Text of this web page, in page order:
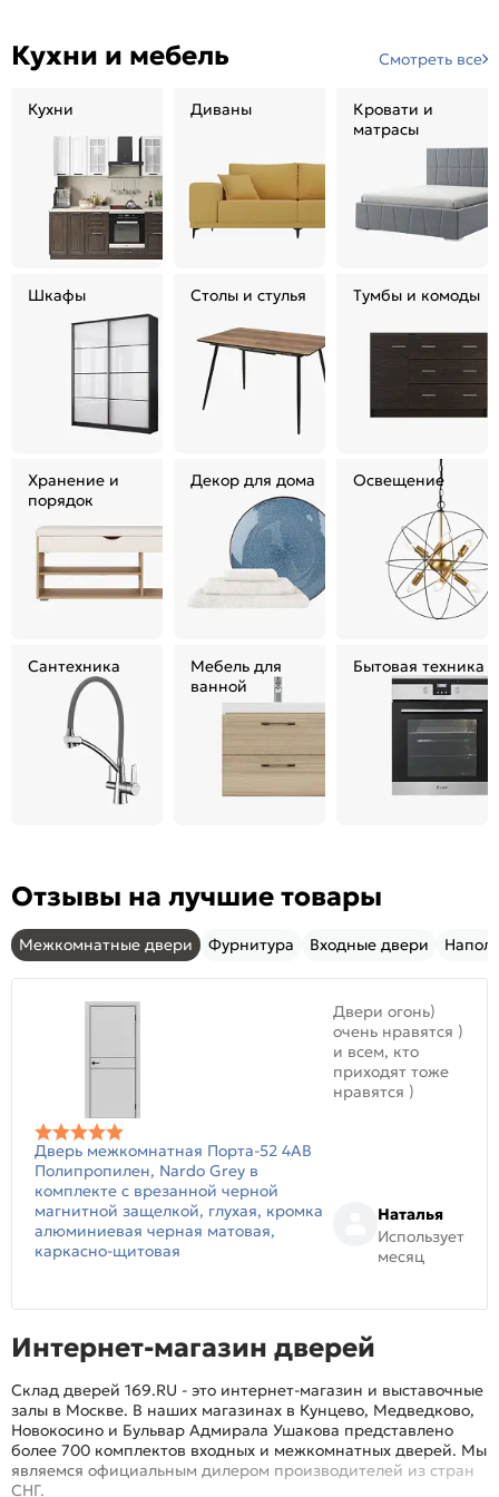
Кухни и мебель Смотреть все
Кухни Диваны
Кровати и
матрасы
Шкафы Столы и стулья Тумбы и комоды
Хранение и
порядок
Декор для дома Освещение
Сантехника
Мебель для
ванной
Бытовая техника
Отзывы на лучшие товары
Межкомнатные двери Фурнитура Входные двери
Дверь межкомнатная Порта-52 4AB
Полипропилен, Nardo Grey в
комплекте с врезанной черной
магнитной защелкой, глухая, кромка
алюминиевая черная матовая,
каркасно-щитовая
Двери огонь)
очень нравятся )
и всем, кто
приходят тоже
нравятся )
Наталья
Использует
месяц
Интернет-магазин дверей
Склад дверей 169.RU - это интернет-магазин и выставочные
залы в Москве. В наших магазинах в Кунцево, Медведково,
Новокосино и Бульвар Адмирала Ушакова представлено
более 700 комплектов входных и межкомнатных дверей. Мы
являемся официальным дилером производителей из стран
СНГ.